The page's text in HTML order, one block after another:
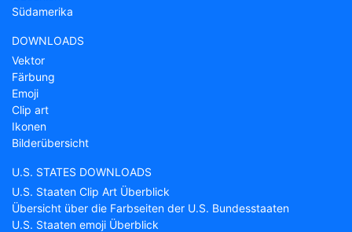
Südamerika
DOWNLOADS
Vektor
Färbung
Emoji
Clip art
Ikonen
Bilderübersicht
U.S. STATES DOWNLOADS
U.S. Staaten Clip Art Überblick
Übersicht über die Farbseiten der U.S. Bundesstaaten
U.S. Staaten emoji Überblick